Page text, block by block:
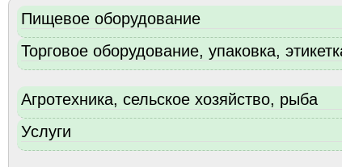
Пищевое оборудование
Торговое оборудование, упаковка,
Агротехника, сельское хозяйство, рыба
Услуги